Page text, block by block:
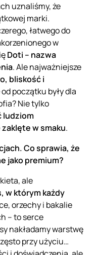
uznaliśmy, że
marki.
łatwego do
w
Doti – nazwa
. Ale najważniejsze
bliskość i
początku były dla
Nie tylko
ludziom
w smaku.
Co sprawia, że
jako premium?
ale
w którym każdy
orzechy i bakalie
– to serce
nakładamy warstwę
przy użyciu…